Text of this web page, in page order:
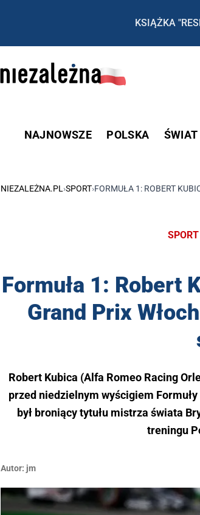
KSIĄŻKA
NAJNOWSZE POLSKA ŚWIAT
NIEZALEŻNA.PL ›SPORT›FORMUŁA 1: ROBERT
SPORT
Formuła 1: Robert
Grand Prix
Robert Kubica (Alfa Romeo Racing
przed niedzielnym wyścigiem
był broniący tytułu mistrza świata
treningu
Autor: jm